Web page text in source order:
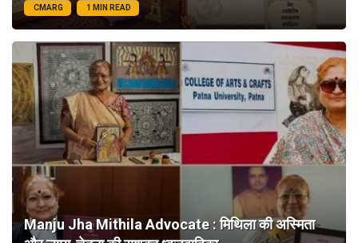
CMARG 1 MIN READ
Manju Jha Mithila Advocate : मिथिला की अस्मिता